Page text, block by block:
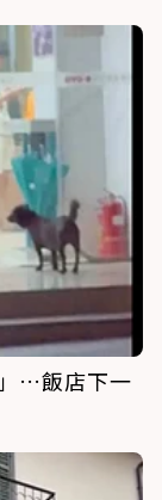
…飯店下一